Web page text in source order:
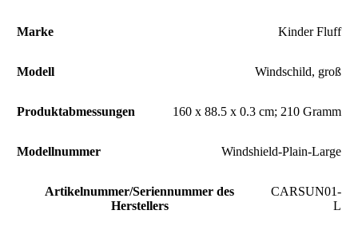
Marke ‎Kinder Fluff
Modell ‎Windschild, groß
Produktabmessungen ‎160 x 88.5 x 0.3 cm; 210 Gramm
Modellnummer ‎‎Windshield-Plain-Large
Artikelnummer/Seriennummer des
Herstellers
‎CARSUN01-
L